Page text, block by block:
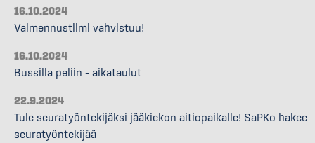
16.10.2024
Valmennustiimi vahvistuu!
16.10.2024
Bussilla peliin – aikataulut
22.9.2024
Tule seuratyöntekijäksi jääkiekon aitiopaikalle! SaPKo hakee
seuratyöntekijää